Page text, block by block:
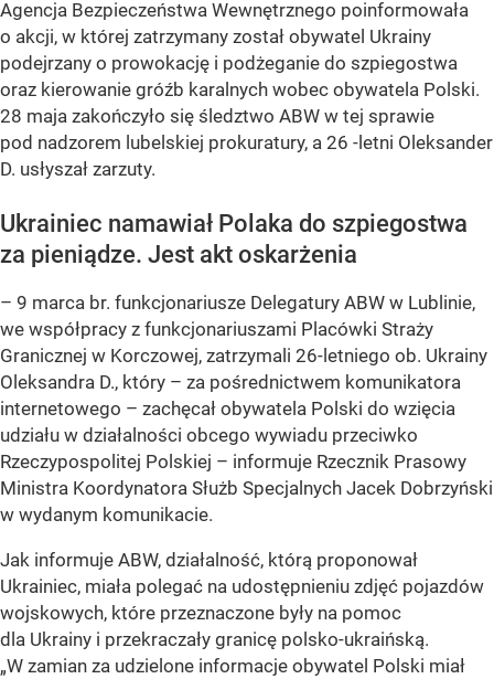
Agencja Bezpieczeństwa Wewnętrznego poinformowała
o akcji, w której zatrzymany został obywatel Ukrainy
podejrzany o prowokację i podżeganie do szpiegostwa
oraz kierowanie gróźb karalnych wobec obywatela Polski.
28 maja zakończyło się śledztwo ABW w tej sprawie
pod nadzorem lubelskiej prokuratury, a 26 -letni Oleksander
D. usłyszał zarzuty.
Ukrainiec namawiał Polaka do szpiegostwa
za pieniądze. Jest akt oskarżenia
– 9 marca br. funkcjonariusze Delegatury ABW w Lublinie,
we współpracy z funkcjonariuszami Placówki Straży
Granicznej w Korczowej, zatrzymali 26-letniego ob. Ukrainy
Oleksandra D., który – za pośrednictwem komunikatora
internetowego – zachęcał obywatela Polski do wzięcia
udziału w działalności obcego wywiadu przeciwko
Rzeczypospolitej Polskiej – informuje Rzecznik Prasowy
Ministra Koordynatora Służb Specjalnych Jacek Dobrzyński
w wydanym komunikacie.
Jak informuje ABW, działalność, którą proponował
Ukrainiec, miała polegać na udostępnieniu zdjęć pojazdów
wojskowych, które przeznaczone były na pomoc
dla Ukrainy i przekraczały granicę polsko-ukraińską.
„W zamian za udzielone informacje obywatel Polski miał